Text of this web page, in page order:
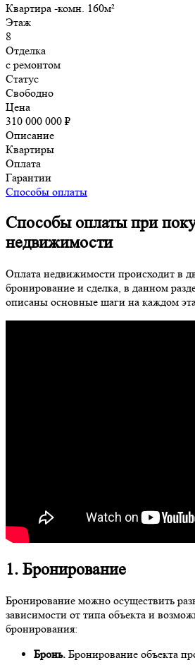
Квартира -комн. 160м²
Этаж
8
Отделка
с ремонтом
Статус
Свободно
Цена
310 000 000 ₽
Описание
Квартиры
Оплата
Гарантии
Способы оплаты
Способы оплаты при
недвижимости
Оплата недвижимости происходит в
бронирование и сделка, в данном
описаны основные шаги на каждом
1. Бронирование
Бронирование можно осуществить
зависимости от типа объекта и
бронирования:
Бронь. Бронирование объекта